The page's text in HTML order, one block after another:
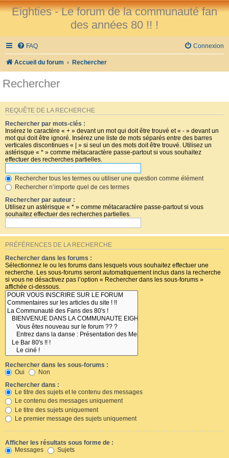
Eighties - Le forum de la communauté fan
des années 80 !! !
FAQ Connexion
Accueil du forum Rechercher
Rechercher
REQUÊTE DE LA RECHERCHE
Rechercher par mots-clés :
Insérez le caractère « + » devant un mot qui doit être trouvé et « - » devant un
mot qui doit être ignoré. Insérez une liste de mots séparés entre des barres
verticales discontinues « | » si seul un des mots doit être trouvé. Utilisez un
astérisque « * » comme métacaractère passe-partout si vous souhaitez
effectuer des recherches partielles.
Rechercher tous les termes ou utiliser une question comme élément
Rechercher n’importe quel de ces termes
Rechercher par auteur :
Utilisez un astérisque « * » comme métacaractère passe-partout si vous
souhaitez effectuer des recherches partielles.
PRÉFÉRENCES DE LA RECHERCHE
Rechercher dans les forums :
Sélectionnez le ou les forums dans lesquels vous souhaitez effectuer une
recherche. Les sous-forums seront automatiquement inclus dans la recherche
si vous ne désactivez pas l’option « Rechercher dans les sous-forums »
affichée ci-dessous.
Rechercher dans les sous-forums :
Oui
Non
Rechercher dans :
Le titre des sujets et le contenu des messages
Le contenu des messages uniquement
Le titre des sujets uniquement
Le premier message des sujets uniquement
Afficher les résultats sous forme de :
Messages
Sujets